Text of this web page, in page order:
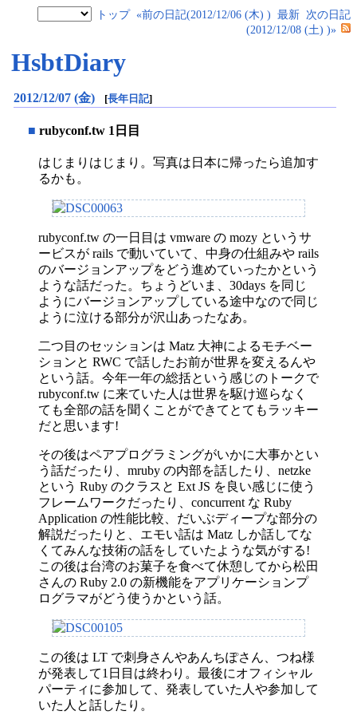
トップ «前の日記(2012/12/06 (木) ) 最新 次の日記
(2012/12/08 (土) )»
HsbtDiary
2012/12/07 (金) [長年日記]
■ rubyconf.tw 1日目
はじまりはじまり。写真は日本に帰ったら追加す
るかも。
rubyconf.tw の一日目は vmware の mozy というサ
ービスが rails で動いていて、中身の仕組みや rails
のバージョンアップをどう進めていったかという
ような話だった。ちょうどいま、30days を同じ
ようにバージョンアップしている途中なので同じ
ように泣ける部分が沢山あったなあ。
二つ目のセッションは Matz 大神によるモチベー
ションと RWC で話したお前が世界を変えるんや
という話。今年一年の総括という感じのトークで
rubyconf.tw に来ていた人は世界を駆け巡らなく
ても全部の話を聞くことができてとてもラッキー
だと思います!
その後はペアプログラミングがいかに大事かとい
う話だったり、mruby の内部を話したり、netzke
という Ruby のクラスと Ext JS を良い感じに使う
フレームワークだったり、concurrent な Ruby
Application の性能比較、だいぶディープな部分の
解説だったりと、エモい話は Matz しか話してな
くてみんな技術の話をしていたような気がする!
この後は台湾のお菓子を食べて休憩してから松田
さんの Ruby 2.0 の新機能をアプリケーションプ
ログラマがどう使うかという話。
この後は LT で刺身さんやあんちぽさん、つね様
が発表して1日目は終わり。最後にオフィシャル
パーティに参加して、発表していた人や参加して
いた人と話したり。